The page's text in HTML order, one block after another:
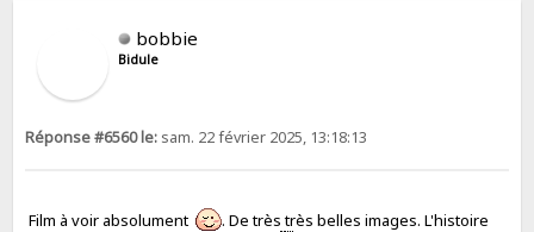
bobbie
Bidule
Réponse #6560 le: sam. 22 février 2025, 13:18:13
Film à voir absolument
. De très très belles images. L'histoire